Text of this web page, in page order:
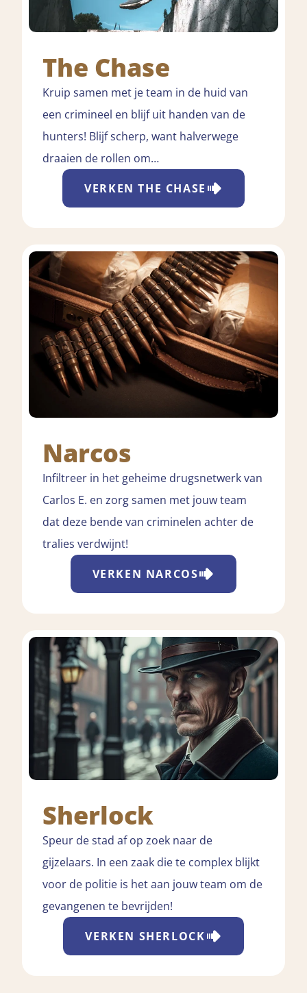
The Chase
Kruip samen met je team in de huid van
een crimineel en blijf uit handen van de
hunters! Blijf scherp, want halverwege
draaien de rollen om…
VERKENTHE CHASE
Narcos
Infiltreer in het geheime drugsnetwerk van
Carlos E. en zorg samen met jouw team
dat deze bende van criminelen achter de
tralies verdwijnt!
VERKEN NARCOS
Sherlock
Speur de stad af op zoek naar de
gijzelaars. In een zaak die te complex blijkt
voor de politie is het aan jouw team om de
gevangenen te bevrijden!
VERKEN SHERLOCK